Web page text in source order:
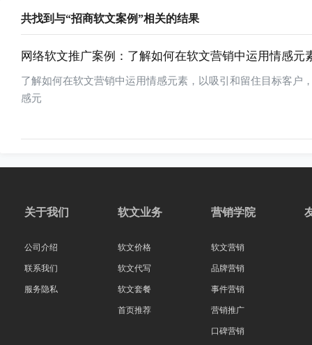
共找到与“招商软文案例”相关的结果
网络软文推广案例：了解如何在软文营销中运用情感元
了解如何在软文营销中运用情感元素，以吸引和留住目标客户
感元
关于我们
公司介绍
联系我们
服务隐私
软文业务
软文价格
软文代写
软文套餐
首页推荐
营销学院
软文营销
品牌营销
事件营销
营销推广
口碑营销